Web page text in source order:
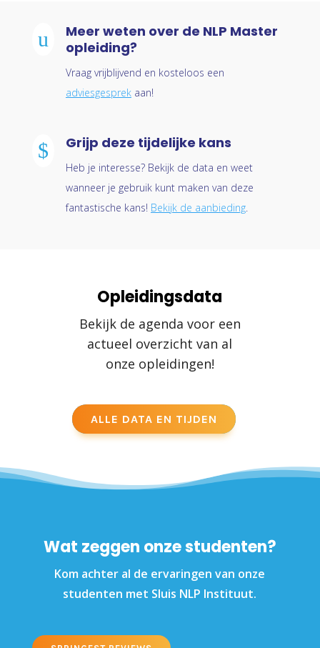
u
Meer weten over de NLP Master
opleiding?
Vraag vrijblijvend en kosteloos een
adviesgesprekaan!
$ Grijp deze tijdelijke kans
Heb je interesse? Bekijk de data en weet
wanneer je gebruik kunt maken van deze
fantastische kans! Bekijk de aanbieding.
Opleidingsdata
Bekijk de agenda voor een
actueel overzicht van al
onze opleidingen!
ALLE DATA EN TIJDEN
Wat zeggen onze studenten?
Kom achter al de ervaringen van onze
studenten met Sluis NLP Instituut.